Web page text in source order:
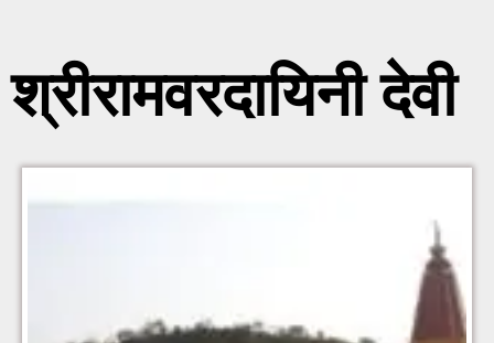
श्रीरामवरदायिनी देवी